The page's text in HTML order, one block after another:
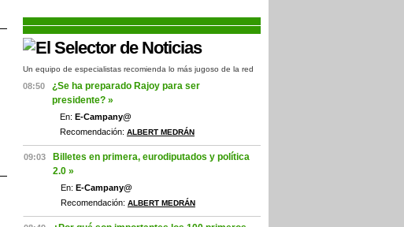
Un equipo de especialistas recomienda lo más jugoso de la red
08:50
¿Se ha preparado Rajoy para ser
presidente? »
En: E-Campany@
Recomendación: ALBERT MEDRÁN
09:03
Billetes en primera, eurodiputados y política
2.0 »
En: E-Campany@
Recomendación: ALBERT MEDRÁN